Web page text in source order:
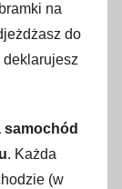
na
do
samochód
. Każda
(w